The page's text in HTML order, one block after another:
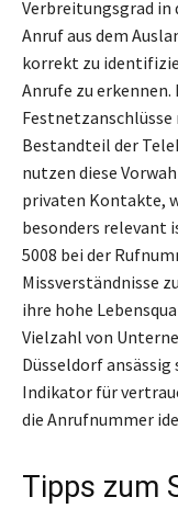
Verbreitungsgrad in
Anruf aus dem
korrekt zu
Anrufe zu
Bestandteil der
nutzen diese
privaten Kontakte,
besonders relevant
5008 bei der
Missverständnisse
ihre hohe
Vielzahl von
Düsseldorf ansässig
Indikator für
die Anrufnummer
Tipps zum